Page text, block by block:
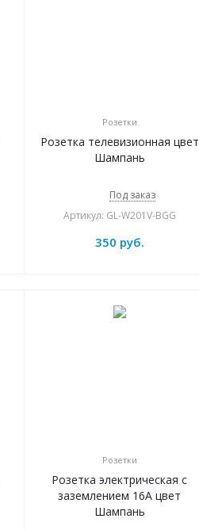
Розетки
Розетка телевизионная цвет
Шампань
Под заказ
Артикул: GL-W201V-BGG
350 руб.
Розетки
Розетка электрическая с
заземлением 16А цвет
Шампань